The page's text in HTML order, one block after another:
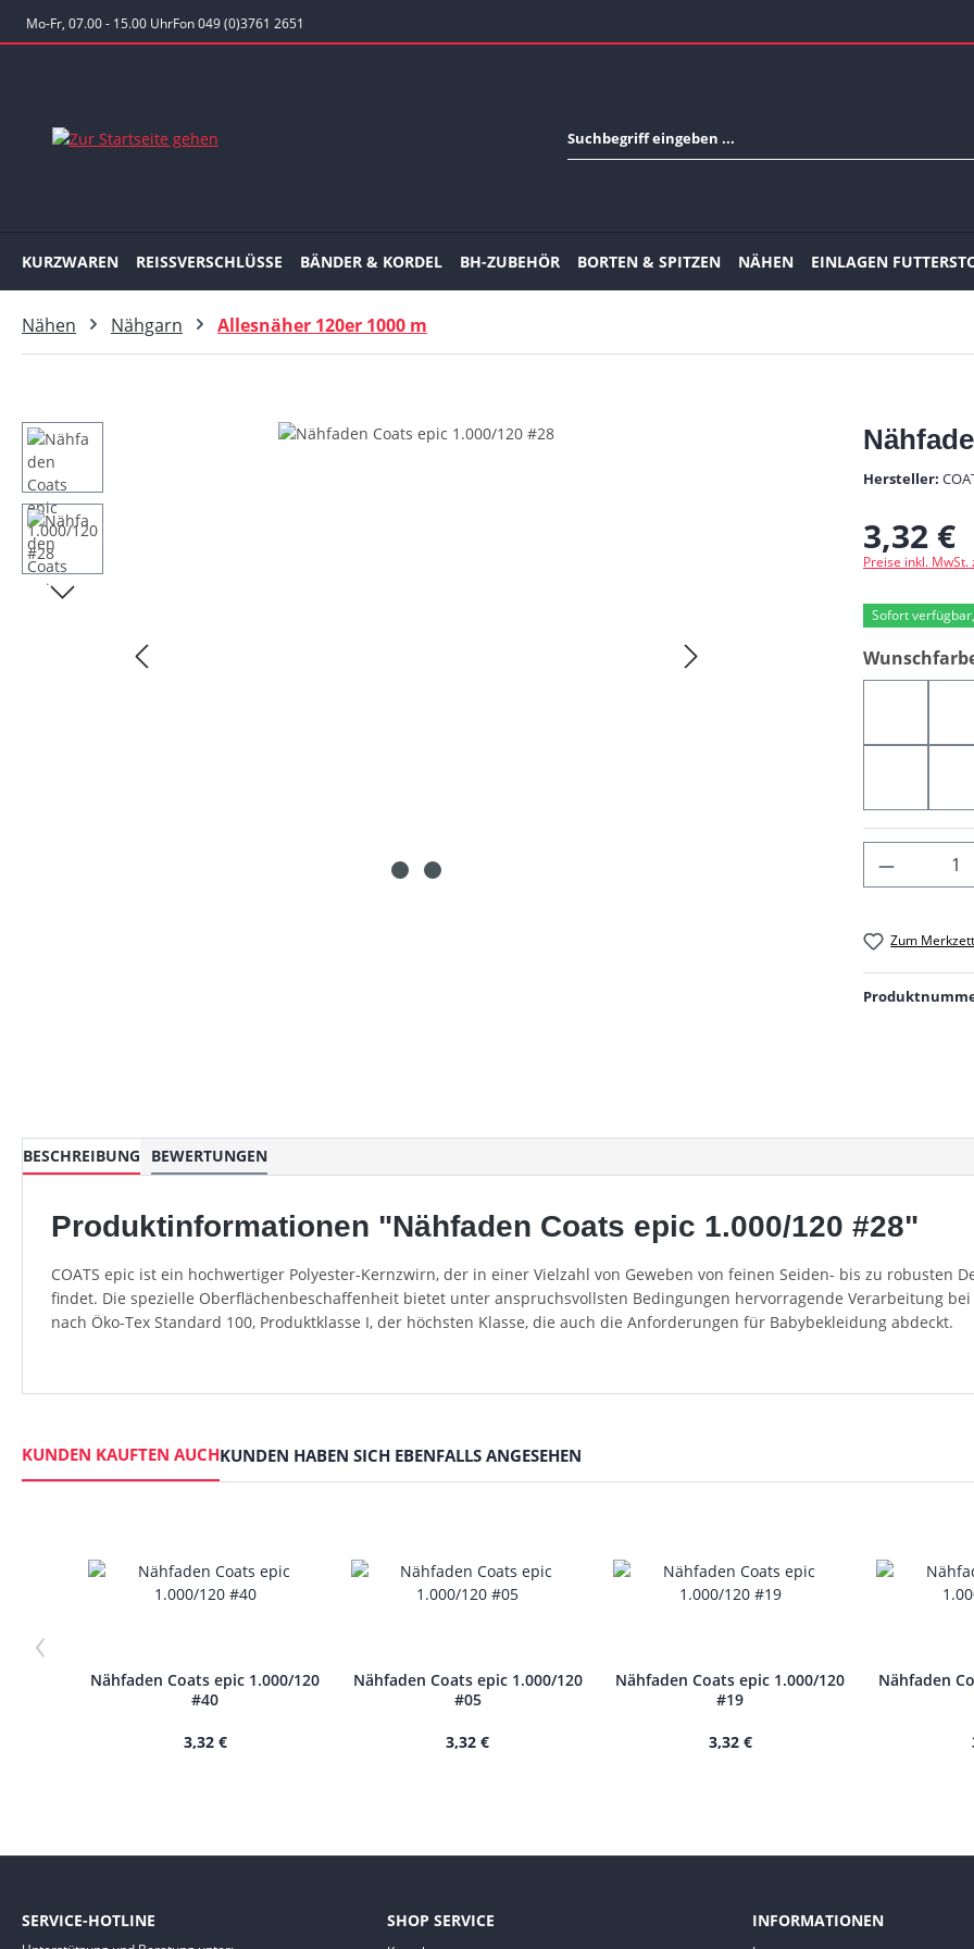
Hauptinhalt springen
Zur Suche springen
Zur Hauptnavigation springen
Mo-Fr, 07.00 - 15.00 UhrFon 049 (0)3761 2651
KURZWAREN REISSVERSCHLÜSSE BÄNDER & KORDEL BH-ZUBEHÖR BORTEN & SPITZEN NÄHEN EINLAGEN
Nähen Nähgarn Allesnäher 120er 1000 m
Bildergalerie überspringen
Hersteller:
Regulärer Preis:
3,32 €
Preise inkl.
Sofort
Zum
BESCHREIBUNG BEWERTUNGEN
Produktinformationen "Nähfaden Coats epic 1.000/120 #28"
COATS epic ist ein hochwertiger Polyester-Kernzwirn, der in einer Vielzahl von Geweben von feinen Seiden- bis zu robusten
findet. Die spezielle Oberflächenbeschaffenheit bietet unter anspruchsvollsten Bedingungen hervorragende Verarbeitung
nach Öko-Tex Standard 100, Produktklasse I, der höchsten Klasse, die auch die Anforderungen für Babybekleidung abdeckt.
KUNDEN KAUFTEN AUCHKUNDEN HABEN SICH EBENFALLS ANGESEHEN
‹
Nähfaden Coats epic 1.000/120
#40
3,32 €
Nähfaden Coats epic 1.000/120
#05
3,32 €
Nähfaden Coats epic 1.000/120
#19
3,32 €
Nähfaden
SERVICE-HOTLINE SHOP SERVICE INFORMATIONEN